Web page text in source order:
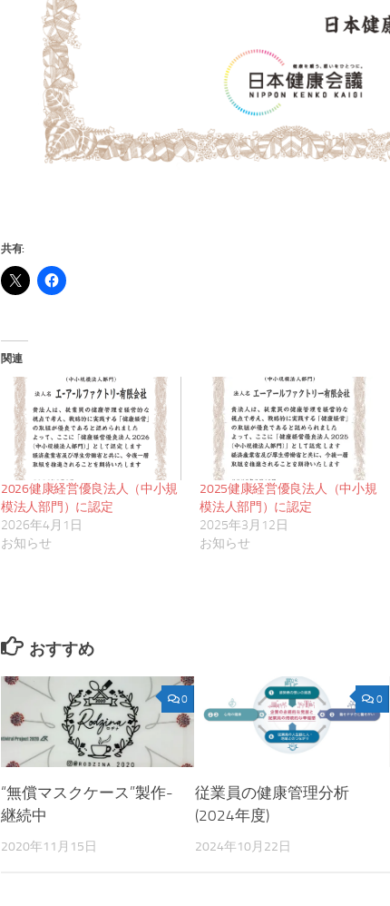
共有:
関連
2026健康経営優良法人（中小規
模法人部門）に認定
2026年4月1日
お知らせ
2025健康経営優良法人（中小規
模法人部門）に認定
2025年3月12日
お知らせ
おすすめ
0
“無償マスクケース”製作-
継続中
2020年11月15日
0
従業員の健康管理分析
(2024年度)
2024年10月22日